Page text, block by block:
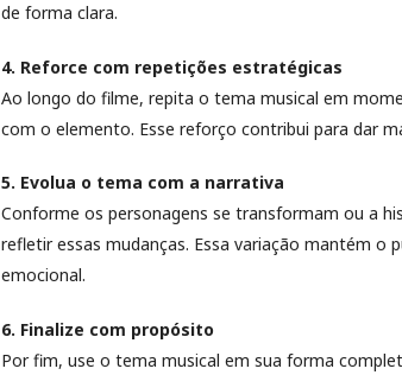
de forma clara.
4. Reforce com repetições estratégicas
Ao longo do filme, repita o tema musical em
com o elemento. Esse reforço contribui para dar
5. Evolua o tema com a narrativa
Conforme os personagens se transformam ou a
refletir essas mudanças. Essa variação mantém o
emocional.
6. Finalize com propósito
Por fim, use o tema musical em sua forma